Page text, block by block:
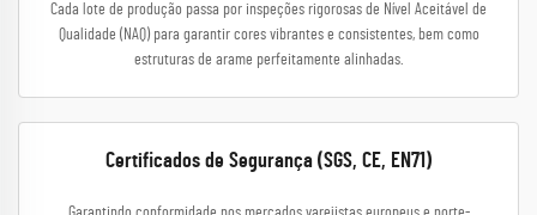
Cada lote de produção passa por inspeções rigorosas de Nível Aceitável de
Qualidade (NAQ) para garantir cores vibrantes e consistentes, bem como
estruturas de arame perfeitamente alinhadas.
Certificados de Segurança (SGS, CE, EN71)